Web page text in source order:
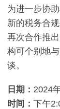
为进一步协
新的税务合
再次合作推
构可个别地
谈。
日期： 2024
时间： 下午